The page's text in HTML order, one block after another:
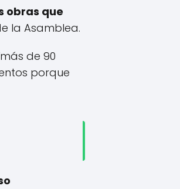
obras que
la Asamblea.
de 90
porque